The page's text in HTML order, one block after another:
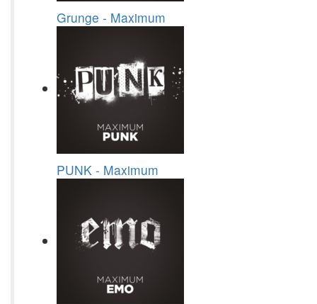
Grunge - Maximum
PUNK - Maximum